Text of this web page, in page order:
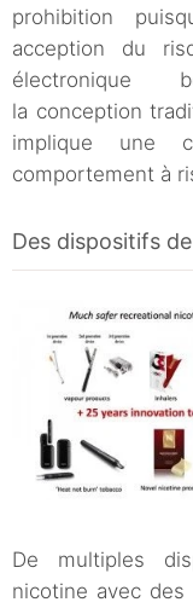
prohibition
acception du
électronique
la conception
implique une
comportement à
Des dispositifs
De multiples
nicotine avec